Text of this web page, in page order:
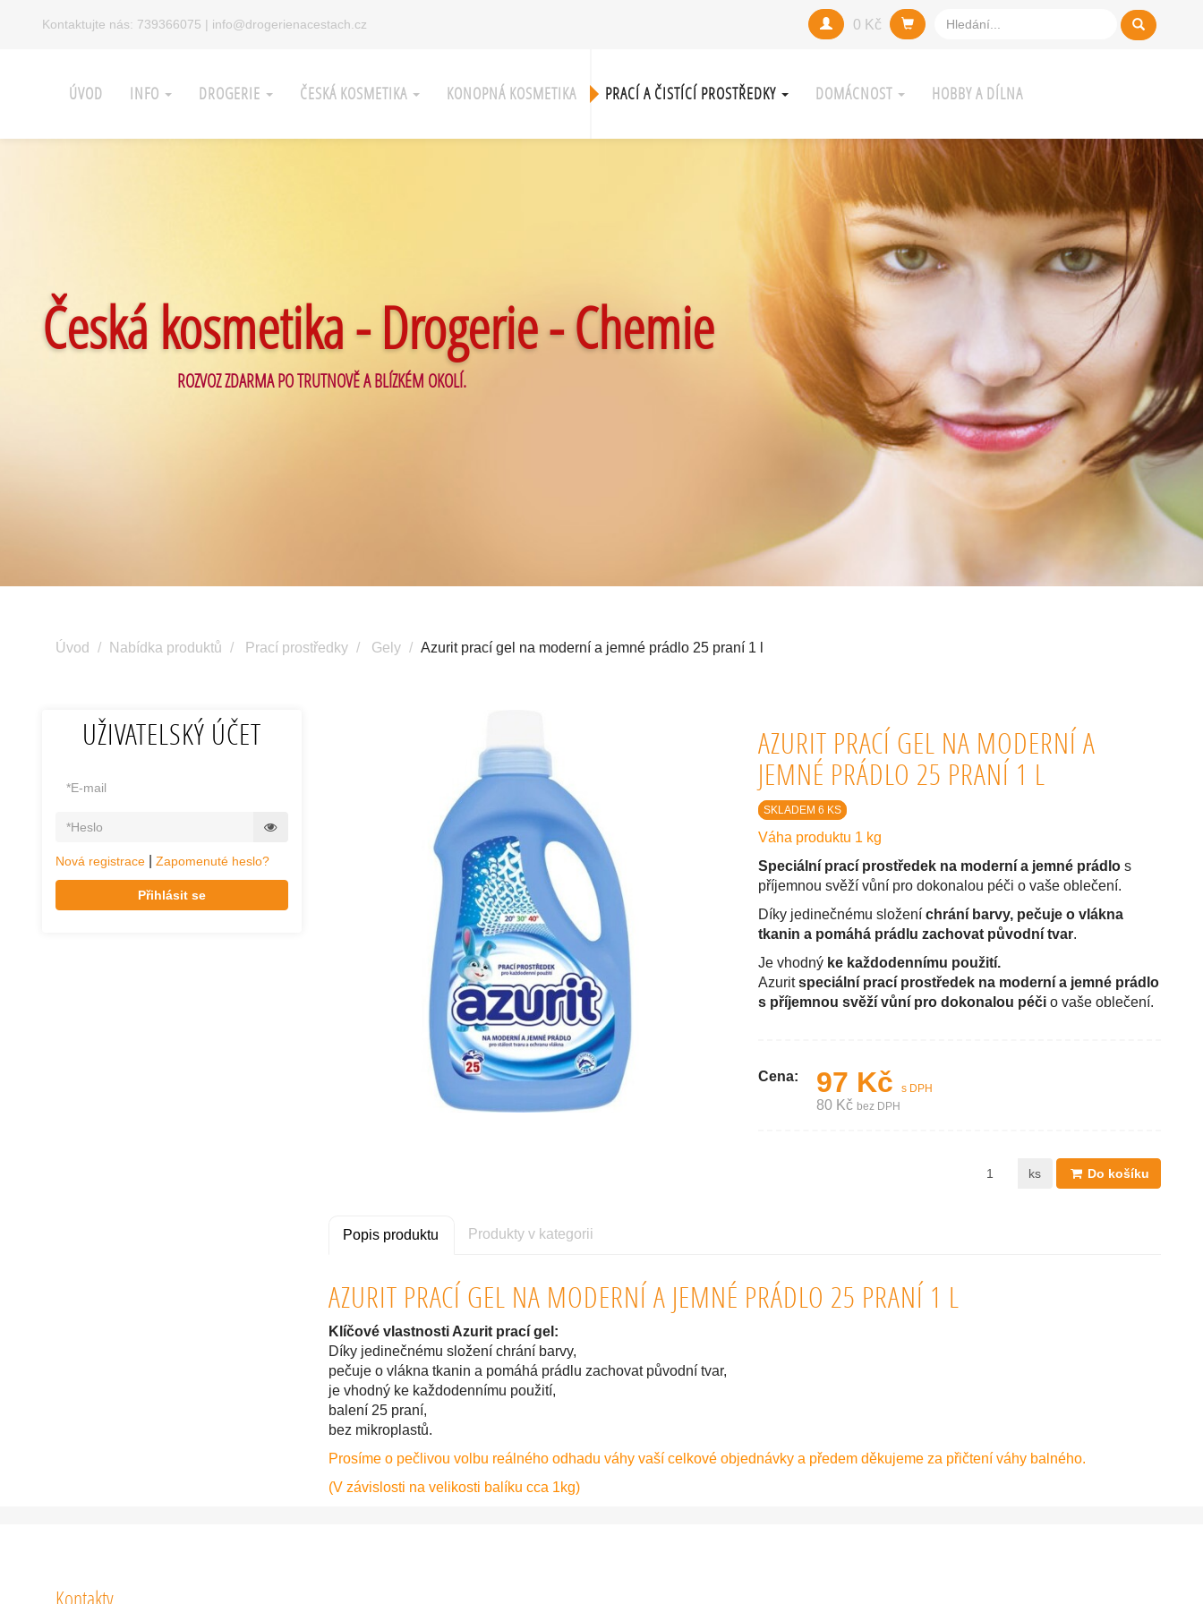
Kontaktujte nás: 739366075 | info@drogerienacestach.cz 0 Kč
ÚVOD INFO DROGERIE ČESKÁ KOSMETIKA KONOPNÁ KOSMETIKA PRACÍ A ČISTÍCÍ PROSTŘEDKY DOMÁCNOST HOBBY A DÍLNA
Česká kosmetika - Drogerie - Chemie
ROZVOZ ZDARMA PO TRUTNOVĚ A BLÍZKÉM OKOLÍ.
Úvod Nabídka produktů Prací prostředky Gely Azurit prací gel na moderní a jemné prádlo 25 praní 1 l
UŽIVATELSKÝ ÚČET
Nová registrace Zapomenuté heslo?
Přihlásit se
AZURIT PRACÍ GEL NA MODERNÍ A
JEMNÉ PRÁDLO 25 PRANÍ 1 L
SKLADEM 6 KS
Váha produktu 1 kg
Speciální prací prostředek na moderní a jemné prádlo s
příjemnou svěží vůní pro dokonalou péči o vaše oblečení.
Díky jedinečnému složení chrání barvy, pečuje o vlákna
tkanin a pomáhá prádlu zachovat původní tvar.
Je vhodný ke každodennímu použití.
Azuritspeciální prací prostředek na moderní a jemné prádlo
s příjemnou svěží vůní pro dokonalou péči o vaše oblečení.
Cena: 97 Kč s DPH
80 Kč bez DPH
ks Do košíku
Popis produktu Produkty v kategorii
AZURIT PRACÍ GEL NA MODERNÍ A JEMNÉ PRÁDLO 25 PRANÍ 1 L
Klíčové vlastnosti Azurit prací gel:
Díky jedinečnému složení chrání barvy,
pečuje o vlákna tkanin a pomáhá prádlu zachovat původní tvar,
je vhodný ke každodennímu použití,
balení 25 praní,
bez mikroplastů.
Prosíme o pečlivou volbu reálného odhadu váhy vaší celkové objednávky a předem děkujeme za přičtení váhy balného.
(V závislosti na velikosti balíku cca 1kg)
Kontakty